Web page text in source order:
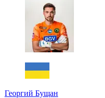
Георгий Бущан